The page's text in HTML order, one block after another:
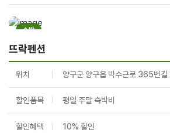
숙박
뜨락펜션
위치 양구군 양구읍 박수근로 365번
할인품목 평일 주말 숙박비
할인혜택 10% 할인